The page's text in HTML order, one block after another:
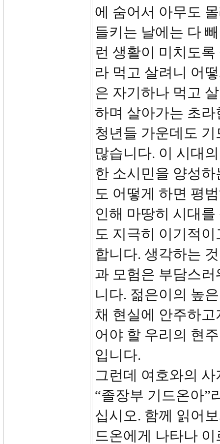
에 숨어서 아무도
들키는 날에는 다
런 생활이 미치도
라 먹고 살려니 어
은 자기하나 먹고
하며 살아가는 초
청년들 가운데도
많습니다. 이 시대
한 소시민을 양성
도 어떻게 하면 평
인해 마땅히 시대
도 지극히 이기적
합니다. 생각하는
과 모험은 부담스
니다. 젊은이의 높
채 현실에 안주하
어야 할 우리의 현
입니다.
그런데 여호와의
“졸장부 기드온아”
십시오. 함께 읽어
드온에게 나타나